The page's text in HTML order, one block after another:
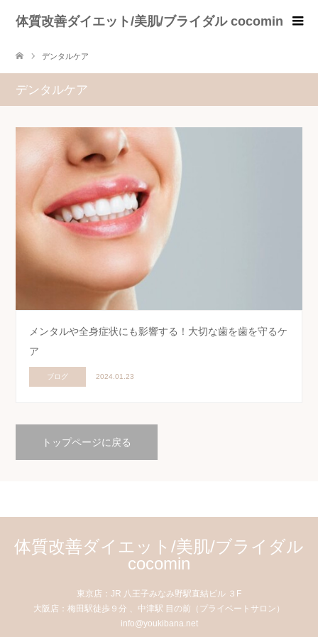
体質改善ダイエット/美肌/ブライダル cocomin
デンタルケア
デンタルケア
メンタルや全身症状にも影響する！大切な歯を歯を守るケ
ア
ブログ 2024.01.23
トップページに戻る
体質改善ダイエット/美肌/ブライダル
cocomin
東京店：JR 八王子みなみ野駅直結ビル ３F
大阪店：梅田駅徒歩９分 、中津駅 目の前（プライベートサロン）
info@youkibana.net